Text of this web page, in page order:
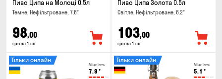
Пиво Ципа на Молоці 0.5л
Темне, Нефільтроване, 7.6°
98,00
грн за 1 шт
Пиво Ципа Золота 0.5л
Світле, Нефільтроване, 6.2°
103,00
грн за 1 шт
Міцність
7.9 °
Тільки онлайн
Міцність
5.1 °
Тільки онлайн